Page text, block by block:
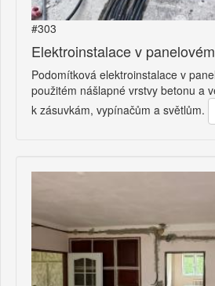
#303
Elektroinstalace v
Podomítková elektroinstalace v
použitém nášlapné vrstvy betonu a
k zásuvkám, vypínačům a světlům.